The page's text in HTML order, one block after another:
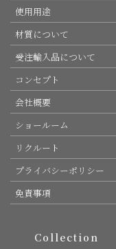
使用用途
材質について
受注輸入品について
コンセプト
会社概要
ショールーム
リクルート
プライバシーポリシー
免責事項
Collection